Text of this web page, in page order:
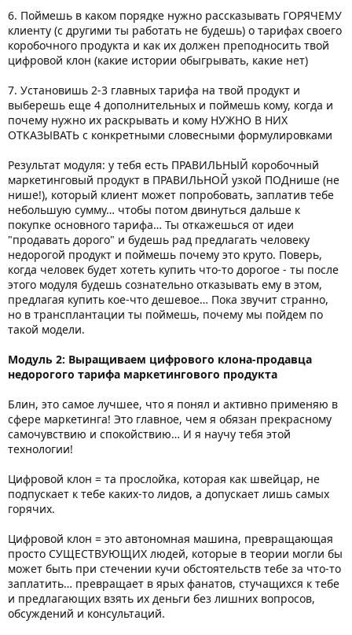
6. Поймешь в каком порядке нужно рассказывать ГОРЯЧЕМУ
клиенту (с другими ты работать не будешь) о тарифах своего
коробочного продукта и как их должен преподносить твой
цифровой клон (какие истории обыгрывать, какие нет)
7. Установишь 2-3 главных тарифа на твой продукт и
выберешь еще 4 дополнительных и поймешь кому, когда и
почему нужно их раскрывать и кому НУЖНО В НИХ
ОТКАЗЫВАТЬ с конкретными словесными формулировками
Результат модуля: у тебя есть ПРАВИЛЬНЫЙ коробочный
маркетинговый продукт в ПРАВИЛЬНОЙ узкой ПОДнише (не
нише!), который клиент может попробовать, заплатив тебе
небольшую сумму… чтобы потом двинуться дальше к
покупке основного тарифа… Ты откажешься от идеи
"продавать дорого" и будешь рад предлагать человеку
недорогой продукт и поймешь почему это круто. Поверь,
когда человек будет хотеть купить что-то дорогое - ты после
этого модуля будешь сознательно отказывать ему в этом,
предлагая купить кое-что дешевое… Пока звучит странно,
но в трансплантации ты поймешь, почему мы пойдем по
такой модели.
Модуль 2: Выращиваем цифрового клона-продавца
недорогого тарифа маркетингового продукта
Блин, это самое лучшее, что я понял и активно применяю в
сфере маркетинга! Это главное, чем я обязан прекрасному
самочувствию и спокойствию… И я научу тебя этой
технологии!
Цифровой клон = та прослойка, которая как швейцар, не
подпускает к тебе каких-то лидов, а допускает лишь самых
горячих.
Цифровой клон = это автономная машина, превращающая
просто СУЩЕСТВУЮЩИХ людей, которые в теории могли бы
может быть при стечении кучи обстоятельств тебе за что-то
заплатить… превращает в ярых фанатов, стучащихся к тебе
и предлагающих взять их деньги без лишних вопросов,
обсуждений и консультаций.